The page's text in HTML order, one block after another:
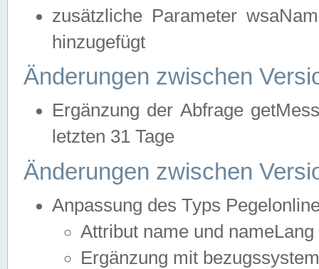
zusätzliche Parameter
hinzugefügt
Änderungen zwischen
Ergänzung der Abfrage
letzten 31 Tage
Änderungen zwischen
Anpassung des Typs
Attribut name und
Ergänzung mit